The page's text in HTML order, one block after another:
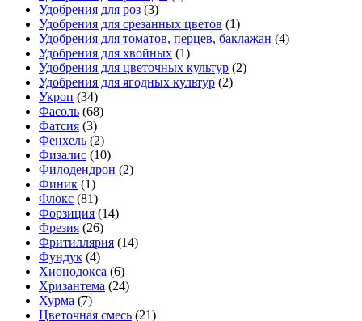
Удобрения для роз (3)
Удобрения для срезанных цветов (1)
Удобрения для томатов, перцев, баклажан (4)
Удобрения для хвойных (1)
Удобрения для цветочных культур (2)
Удобрения для ягодных культур (2)
Укроп (34)
Фасоль (68)
Фатсия (3)
Фенхель (2)
Физалис (10)
Филодендрон (2)
Финик (1)
Флокс (81)
Форзиция (14)
Фрезия (26)
Фритиллярия (14)
Фундук (4)
Хионодокса (6)
Хризантема (24)
Хурма (7)
Цветочная смесь (21)